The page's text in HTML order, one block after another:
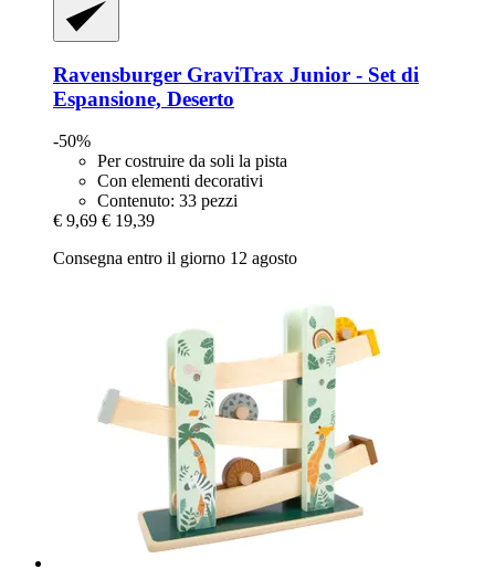
Ravensburger GraviTrax Junior -​ Set di
Espansione, Deserto
-50%
Per costruire da soli la pista
Con elementi decorativi
Contenuto: 33 pezzi
€ 9,69 € 19,39
Consegna entro il giorno 12 agosto